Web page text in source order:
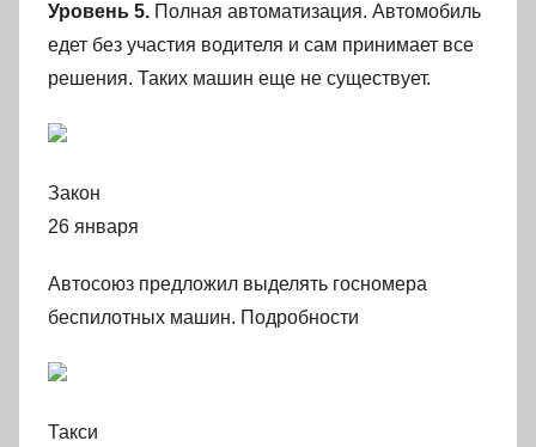
Уровень 5. Полная автоматизация. Автомобиль
едет без участия водителя и сам принимает все
решения. Таких машин еще не существует.
Закон
26 января
Автосоюз предложил выделять госномера
беспилотных машин. Подробности
Такси